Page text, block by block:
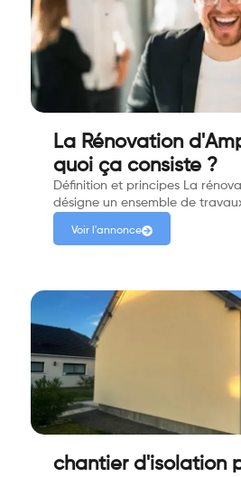
La Rénovation
quoi ça consiste ?
Définition et principes La
désigne un ensemble de
Voir l'annonce
chantier d'isolation